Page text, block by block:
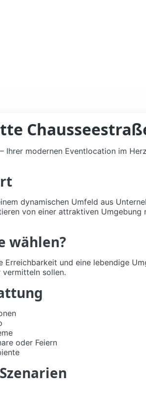
Ihrer modernen Eventlocation im
dynamischen Umfeld aus
von einer attraktiven Umgebung
wählen?
und eine lebendige
sollen.
oder Feiern